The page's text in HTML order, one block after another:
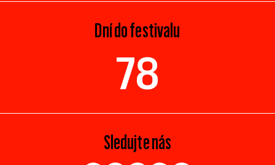
Dní do festivalu
78
Sledujte nás